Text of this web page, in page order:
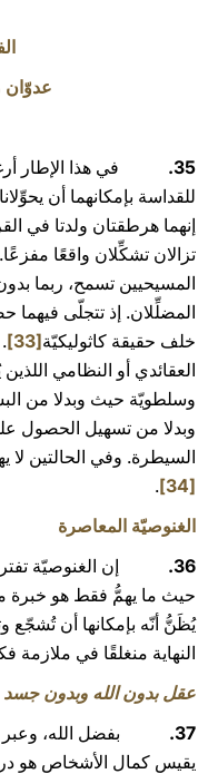
عدوّان
35.
في هذا الإطار
للقداسة بإمكانهما أن
إنهما هرطقتان ولدتا في
تزالان تشكِّلان واقعًا
المسيحيين تسمح، ربما
المضلِّلان. إذ تتجلّى فيهما
خلف حقيقة كاثوليكيّة[33]
العقائدي أو النظامي
وسلطويّة حيث وبدلا من
وبدلا من تسهيل الحصول
السيطرة. وفي الحالتين لا
[34]
.
الغنوصيّة المعاصرة
36.
إن الغنوصيّة
حيث ما يهمُّ فقط هو خبرة
يُظَنُّ أنّه بإمكانها أن
النهاية منغلقًا في
عقل بدون الله وبدون جسد
37.
بفضل الله،
يقيس كمال الأشخاص هو